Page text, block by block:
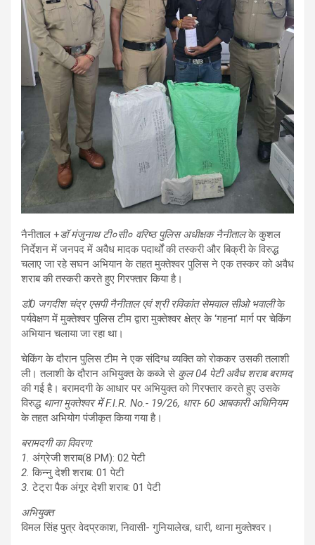
नैनीताल +डॉ मंजुनाथ टी०सी० वरिष्ठ पुलिस अधीक्षक नैनीतालके कुशल
निर्देशन में जनपद में अवैध मादक पदार्थों की तस्करी और बिक्री के विरुद्ध
चलाए जा रहे सघन अभियान के तहत मुक्तेश्वर पुलिस ने एक तस्कर को अवैध
शराब की तस्करी करते हुए गिरफ्तार किया है।
डॉ0 जगदीश चंद्र एसपी नैनीताल एवं श्री रविकांत सेमवाल सीओ भवालीके
पर्यवेक्षण में मुक्तेश्वर पुलिस टीम द्वारा मुक्तेश्वर क्षेत्र के ‘गहना’ मार्ग पर चेकिंग
अभियान चलाया जा रहा था।
चेकिंग के दौरान पुलिस टीम ने एक संदिग्ध व्यक्ति को रोककर उसकी तलाशी
ली। तलाशी के दौरान अभियुक्त के कब्जे से कुल 04 पेटी अवैध शराब बरामद
की गई है। बरामदगी के आधार पर अभियुक्त को गिरफ्तार करते हुए उसके
विरुद्ध थाना मुक्तेश्वर में F.I.R. No.- 19/26, धारा- 60 आबकारी अधिनियम
के तहत अभियोग पंजीकृत किया गया है।
बरामदगी का विवरण:
1. अंग्रेजी शराब(8 PM): 02 पेटी
2. किन्नु देशी शराब: 01 पेटी
3. टेट्रा पैक अंगूर देशी शराब: 01 पेटी
अभियुक्त
विमल सिंह पुत्र वेदप्रकाश, निवासी- गुनियालेख, धारी, थाना मुक्तेश्वर।